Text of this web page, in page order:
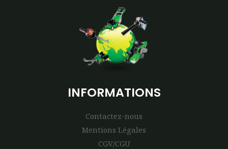
INFORMATIONS
Contactez-nous
Mentions Légales
CGV/CGU